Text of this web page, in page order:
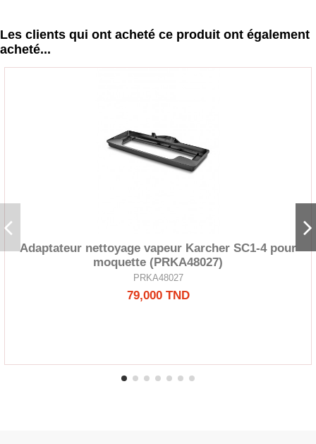
Les clients qui ont acheté ce produit ont également
acheté...
Adaptateur nettoyage vapeur Karcher SC1-4 pour
moquette (PRKA48027)
PRKA48027
79,000 TND